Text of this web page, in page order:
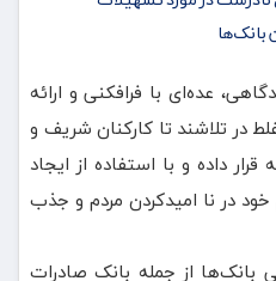
عده‌ای با فرافکنی و ارائه
در تلاشند تا کارکنان شریف و
داده و با استفاده از ایجاد
در نا امیدکردن مردم و جذب
بانک‌ها از جمله بانک صادرات